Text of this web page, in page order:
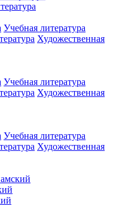
Учебная литература
Художественная
Учебная литература
Художественная
Учебная литература
Художественная